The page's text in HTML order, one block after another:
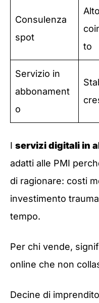
Consulenza
spot
Alto
to
Servizio in
abbonament
o
I servizi digitali in
adatti alle PMI
di ragionare: costi
investimento
tempo.
Per chi vende,
online che non
Decine di